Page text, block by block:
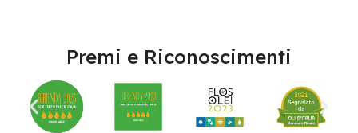
Premi e Riconoscimenti